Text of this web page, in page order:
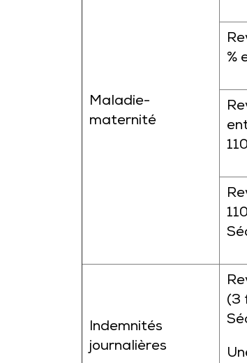
Maladie-
maternité
%
Indemnités
journalières
(3